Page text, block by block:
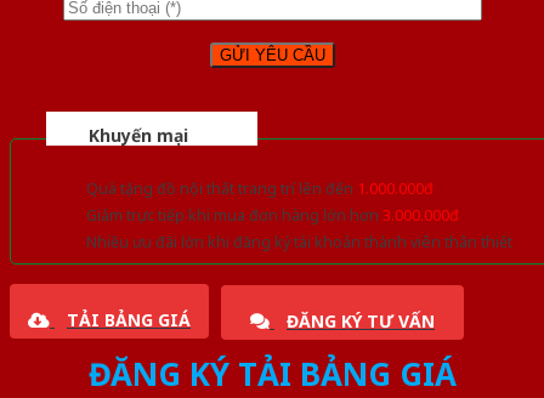
Khuyến mại
Quà tặng đồ nội thất trang trí lên đến 1.000.000đ
Giảm trực tiếp khi mua đơn hàng lớn hơn 3.000.000đ
Nhiều ưu đãi lớn khi đăng ký tài khoản thành viên thân thiết
TẢI BẢNG GIÁ ĐĂNG KÝ TƯ VẤN
ĐĂNG KÝ TẢI BẢNG GIÁ